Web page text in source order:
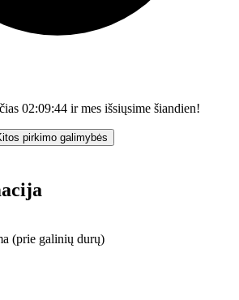
02:09:43 ir mes išsiųsime šiandien!
pirkimo galimybės
(prie galinių durų)